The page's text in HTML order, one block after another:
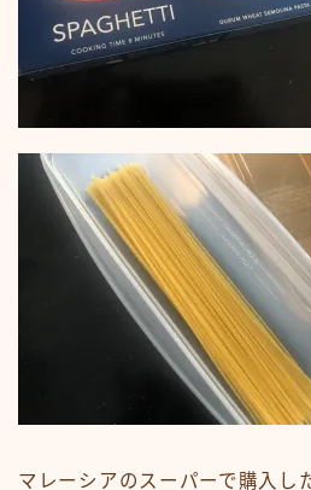
マレーシアのスーパーで購入し